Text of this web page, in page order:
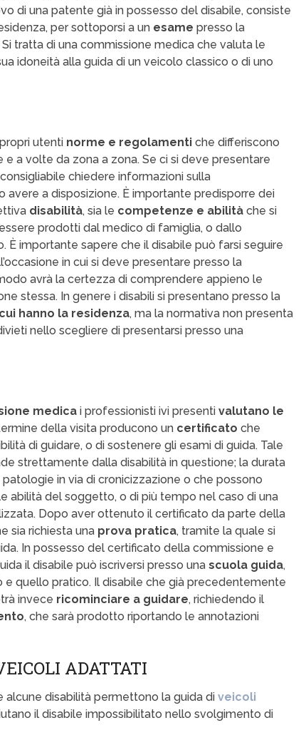
di una patente già in possesso del disabile, consiste
per sottoporsi a un esame presso la
Si tratta di una commissione medica che valuta le
idoneità alla guida di un veicolo classico o di uno
utenti norme e regolamentiche differiscono
a volte da zona a zona. Se ci si deve presentare
chiedere informazioni sulla
avere a disposizione. È importante predisporre dei
disabilità, sia le competenze e abilità che si
prodotti dal medico di famiglia, o dallo
È importante sapere che il disabile può farsi seguire
in cui si deve presentare presso la
avrà la certezza di comprendere appieno le
stessa. In genere i disabili si presentano presso la
hanno la residenza, ma la normativa non presenta
nello scegliere di presentarsi presso una
medica i professionisti ivi presentivalutano le
della visita producono un certificato che
di guidare, o di sostenere gli esami di guida. Tale
strettamente dalla disabilità in questione; la durata
in via di cronicizzazione o che possono
abilità del soggetto, o di più tempo nel caso di una
Dopo aver ottenuto il certificato da parte della
sia richiesta una prova pratica, tramite la quale si
In possesso del certificato della commissione e
il disabile può iscriversi presso unascuola guida,
e quello pratico. Il disabile che già precedentemente
invece ricominciare a guidare, richiedendo il
, che sarà prodotto riportando le annotazioni
ADATTATI
disabilità permettono la guida diveicoli
il disabile impossibilitato nello svolgimento di